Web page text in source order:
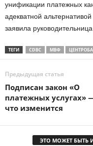
унификации платежных
адекватной
заявила
ТЕГИ CDBC МВФ
Предыдущая статья
Подписан закон «О
платежных услугах»
что изменится
ЭТО МОЖЕТ БЫТЬ